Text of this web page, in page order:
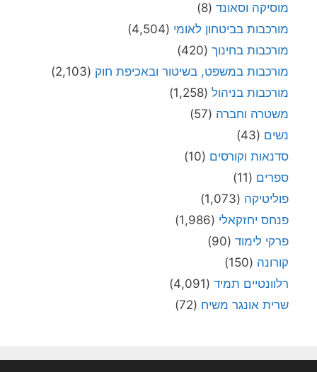
מוסיקה וסאונד (8)
מורכבות בביטחון לאומי (4,504)
מורכבות בחינוך (420)
מורכבות במשפט, בשיטור ובאכיפת חוק (2,103)
מורכבות בניהול (1,258)
משטרה וחברה (57)
נשים (43)
סדנאות וקורסים (10)
ספרים (11)
פוליטיקה (1,073)
פנחס יחזקאלי (1,986)
פרקי לימוד (90)
קורונה (150)
רלוונטיים תמיד (4,091)
שרית אונגר משיח (72)